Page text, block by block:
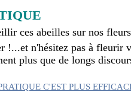
ces abeilles sur nos
n'hésitez pas à fleurir
plus que de longs